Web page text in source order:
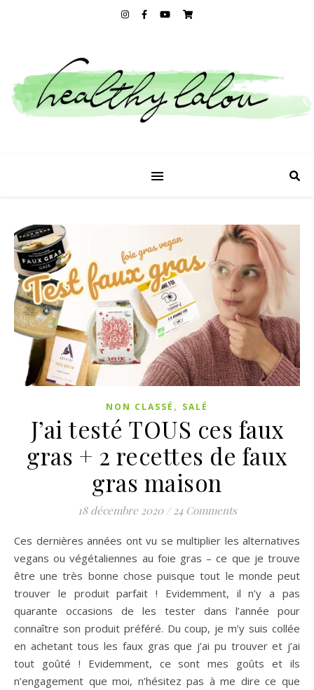
NON CLASSÉ , SALÉ
J’ai testé TOUS ces faux
gras + 2 recettes de faux
gras maison
18 décembre 2020 / 24 Comments
Ces dernières années ont vu se multiplier les alternatives
vegans ou végétaliennes au foie gras – ce que je trouve
être une très bonne chose puisque tout le monde peut
trouver le produit parfait ! Evidemment, il n’y a pas
quarante occasions de les tester dans l’année pour
connaître son produit préféré. Du coup, je m’y suis collée
en achetant tous les faux gras que j’ai pu trouver et j’ai
tout goûté ! Evidemment, ce sont mes goûts et ils
n’engagement que moi, n’hésitez pas à me dire ce que